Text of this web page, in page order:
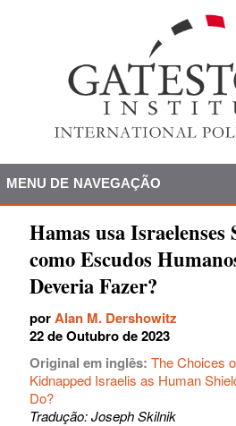
MENU DE NAVEGAÇÃO
Hamas usa Israelenses
como Escudos
Deveria Fazer?
porAlan M. Dershowitz
22 de Outubro de 2023
Original em inglês: The Choices
Kidnapped Israelis as Human
Do?
Tradução: Joseph Skilnik